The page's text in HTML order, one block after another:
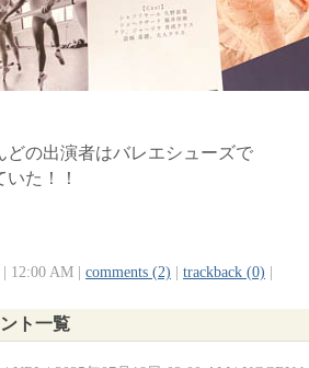
どの出演者はバレエシューズで
いた！！
| 12:00 AM | comments (2) trackback (0)
ト一覧